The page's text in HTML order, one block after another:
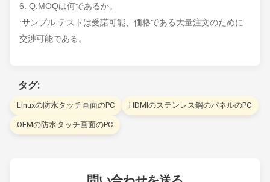
6. Q:MOQは何であるか。
:サンプル テストは受諾可能、価格である大量注文のために
交渉可能である。
タグ:
Linuxの防水タッチ画面のPC HDMIのステンレス鋼のパネルのPC
OEMの防水タッチ画面のPC